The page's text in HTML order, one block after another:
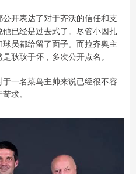
开表达了对于齐沃的信任和支
已经是过去式了。尽管小因扎
员都给留了面子。而拉齐奥主
耿耿于怀，多次公开点名。
一名菜鸟主帅来说已经很不容
求。